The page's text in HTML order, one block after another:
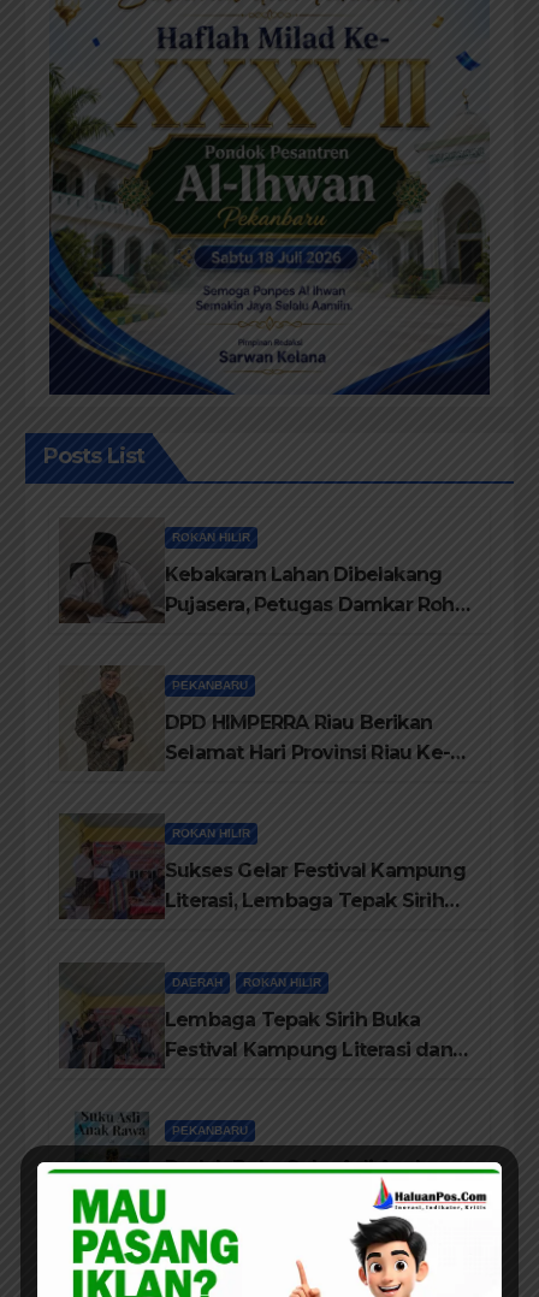
Posts List
ROKAN HILIR
Kebakaran Lahan Dibelakang
Pujasera, Petugas Damkar Rohil
PEKANBARU
DPD HIMPERRA Riau Berikan
Selamat Hari Provinsi Riau Ke-
ROKAN HILIR
Sukses Gelar Festival Kampung
Literasi, Lembaga Tepak Sirih
DAERAH ROKAN HILIR
Lembaga Tepak Sirih Buka
Festival Kampung Literasi dan
PEKANBARU
Bedah Buku Suku Asli Anak
Rawa: Merawat Identitas dan
Kepastian Hukum Masyarakat
Adat
PEKANBARU